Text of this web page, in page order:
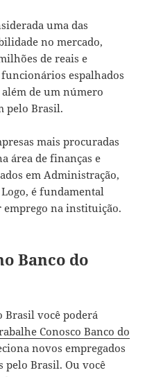
uma das
no mercado,
de reais e
espalhados
além de um número
pelo Brasil.
mais procuradas
área de finanças e
em Administração,
é fundamental
na instituição.
Banco do
Brasil você poderá
Conosco Banco do
novos empregados
pelo Brasil. Ou você